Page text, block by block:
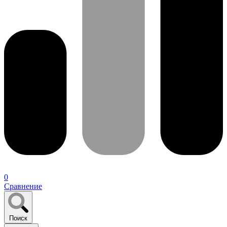
0
Сравнение
Поиск